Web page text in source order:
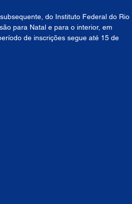
do Instituto Federal do Rio
para Natal e para o interior, em
de inscrições segue até 15 de